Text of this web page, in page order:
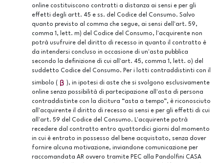
online costituiscono contratti a distanza ai sensi e per gli
effetti degli artt. 45 e ss. del Codice del Consumo. Salvo
quanto previsto al comma che segue, ai sensi dell'art. 59,
comma 1, lett. m) del Codice del Consumo, l'acquirente non
potrà usufruire del diritto di recesso in quanto il contratto è
da intendersi concluso in occasione di un'asta pubblica
secondo la definizione di cui all'art. 45, comma 1, lett. o) del
suddetto Codice del Consumo. Per i lotti contraddistinti con il
simbolo (
), in ipotesi di aste che si svolgono esclusivamente
online senza possibilità di partecipazione all'asta di persona
contraddistinte con la dicitura “asta a tempo”, è riconosciuto
all'acquirente il diritto di recesso ai sensi e per gli effetti di cui
all'art. 59 del Codice del Consumo. L'acquirente potrà
recedere dal contratto entro quattordici giorni dal momento
in cui è entrato in possesso del bene acquistato, senza dover
fornire alcuna motivazione, inviandone comunicazione per
raccomandata AR ovvero tramite PEC alla Pandolfini CASA